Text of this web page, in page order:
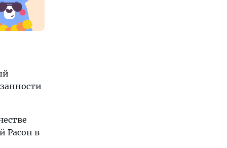
Расон в